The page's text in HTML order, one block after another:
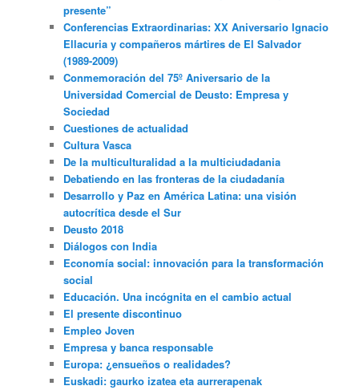
presente”
Conferencias Extraordinarias: XX Aniversario Ignacio
Ellacuria y compañeros mártires de El Salvador
(1989-2009)
Conmemoración del 75º Aniversario de la
Universidad Comercial de Deusto: Empresa y
Sociedad
Cuestiones de actualidad
Cultura Vasca
De la multiculturalidad a la multiciudadania
Debatiendo en las fronteras de la ciudadanía
Desarrollo y Paz en América Latina: una visión
autocrítica desde el Sur
Deusto 2018
Diálogos con India
Economía social: innovación para la transformación
social
Educación. Una incógnita en el cambio actual
El presente discontinuo
Empleo Joven
Empresa y banca responsable
Europa: ¿ensueños o realidades?
Euskadi: gaurko izatea eta aurrerapenak